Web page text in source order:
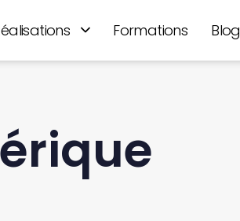
Formations Blog